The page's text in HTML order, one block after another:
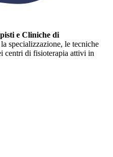
e Cliniche di
specializzazione, le tecniche
centri di fisioterapia attivi in